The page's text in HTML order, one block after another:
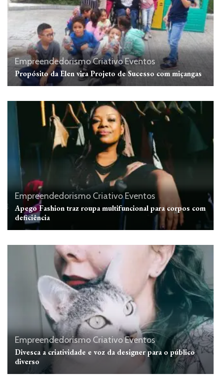
Empreendedorismo CriativoEventos
Propósito da Elen vira Projeto de Sucesso com miçangas
Empreendedorismo Criativo Eventos
Apego Fashion traz roupa multifuncional para corpos com
deficiência
Empreendedorismo CriativoEventos
Divesca a criatividade e voz da designer para o público
diverso